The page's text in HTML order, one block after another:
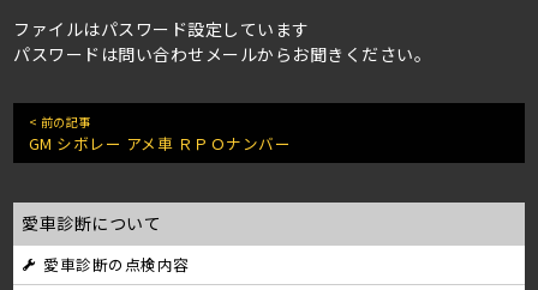
ファイルはパスワード設定しています
パスワードは問い合わせメールからお聞きください。
< 前の記事
GM シボレー アメ車 ＲＰＯナンバー
愛車診断について
愛車診断の点検内容